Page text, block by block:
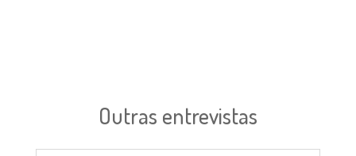
Outras entrevistas